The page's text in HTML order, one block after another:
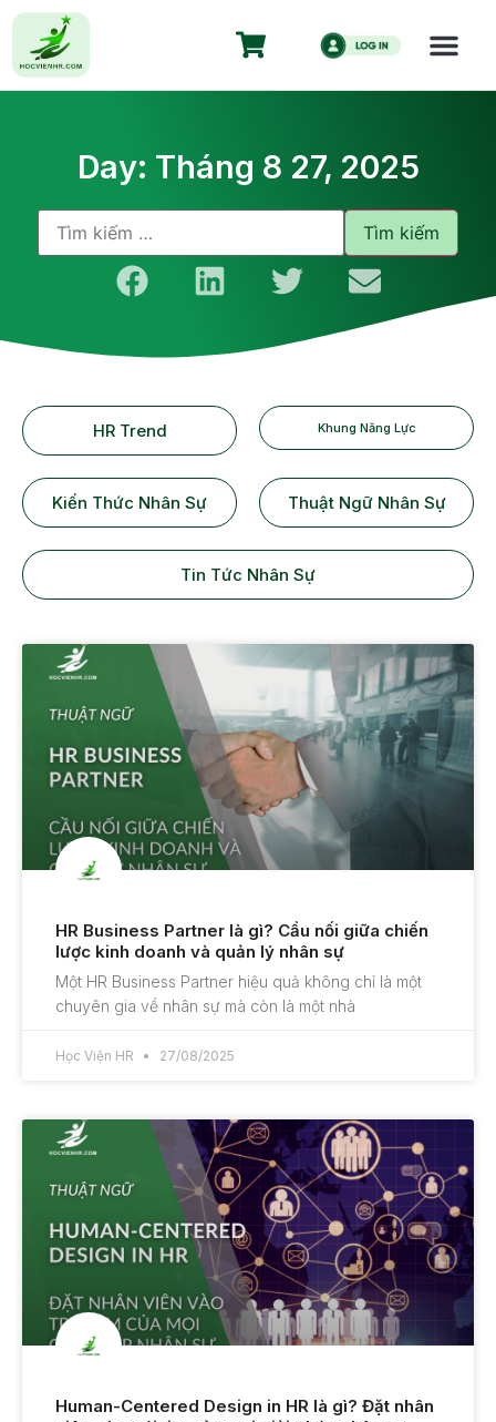
Day: Tháng 8 27, 2025
HR Trend Khung Năng Lực
Kiến Thức Nhân Sự Thuật Ngữ Nhân Sự
Tin Tức Nhân Sự
HR Business Partner là gì? Cầu nối giữa chiến
lược kinh doanh và quản lý nhân sự
Một HR Business Partner hiệu quả không chỉ là một
chuyên gia về nhân sự mà còn là một nhà
Học Viện HR 27/08/2025
Human-Centered Design in HR là gì? Đặt nhân